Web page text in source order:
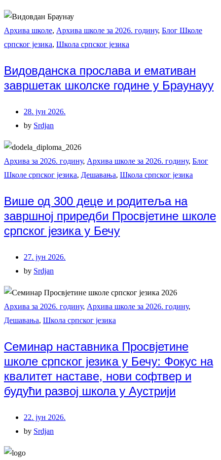
Архива школе, Архива школе за 2026. годину, Блог Школе
српског језика, Школа српског језика
Видовданска прослава и емативан
завршетак школске године у Браунауу
28. јун 2026.
by Srdjan
Архива за 2026. годину, Архива школе за 2026. годину, Блог
Школе српског језика, Дешавања, Школа српског језика
Више од 300 деце и родитеља на
завршној приредби Просвјетине школе
српског језика у Бечу
27. јун 2026.
by Srdjan
Архива за 2026. годину, Архива школе за 2026. годину,
Дешавања, Школа српског језика
Семинар наставника Просвјетине
школе српског језика у Бечу: Фокус на
квалитет наставе, нови софтвер и
будући развој школа у Аустрији
22. јун 2026.
by Srdjan